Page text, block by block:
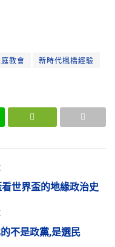
庭教會 新時代楓橋經驗
世界盃的地緣政治史
不是政黨,是選民